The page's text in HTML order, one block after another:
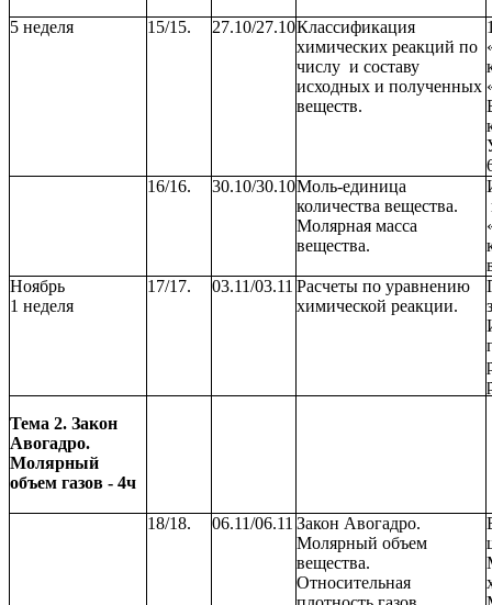
5 неделя 15/15. 27.10/27.10Классификация
химических реакций по
числу и составу
исходных и полученных
веществ.
16/16.
30.10/30.10Моль-единица
количества вещества.
Молярная масса
вещества.
Ноябрь
1 неделя
17/17. 03.11/03.11 Расчеты по уравнению
химической реакции.
Тема 2. Закон
Авогадро.
Молярный
объем газов - 4ч
18/18. 06.11/06.11 Закон Авогадро.
Молярный объем
вещества.
Относительная